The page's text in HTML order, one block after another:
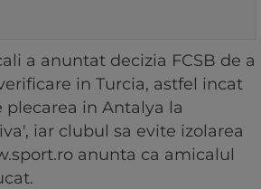
a anuntat decizia FCSB de a
in Turcia, astfel incat
plecarea in Antalya la
iar clubul sa evite izolarea
anunta ca amicalul